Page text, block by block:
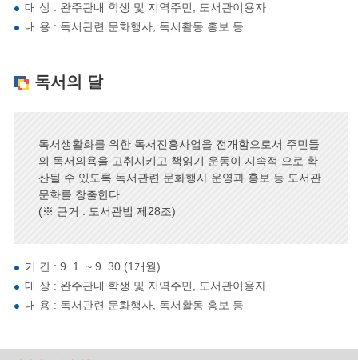
대 상 : 완주관내 학생 및 지역주민, 도서관이용자
내 용 : 독서관련 문화행사, 독서활동 홍보 등
독서의 달
독서생활화를 위한 독서진흥사업을 전개함으로서 주민들
의 독서의욕을 고취시키고 책읽기 운동이 지속적 으로 확
산될 수 있도록 독서관련 문화행사 운영과 홍보 등 도서관
문화를 창출한다.
(※ 근거 : 도서관법 제28조)
기 간 : 9. 1. ~ 9. 30.(1개월)
대 상 : 완주관내 학생 및 지역주민, 도서관이용자
내 용 : 독서관련 문화행사, 독서활동 홍보 등